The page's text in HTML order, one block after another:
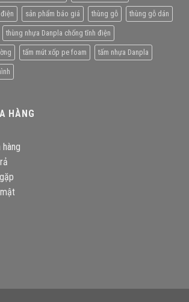
sản phẩm báo giá thùng gỗ thùng gỗ dán
thùng nhựa Danpla chống tĩnh điện
tấm mút xốp pe foam tấm nhựa Danpla
HÀNG